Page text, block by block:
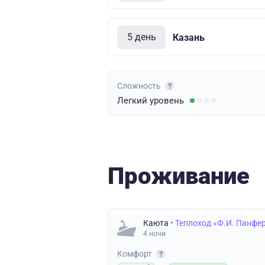
5 день Казань
Сложность
Легкий уровень
Проживание
Каюта • Теплоход «Ф.И.
4 ночи
Комфорт